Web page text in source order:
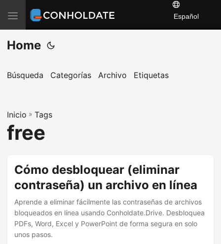
T
o
g
l
a
v
a
o
n
Español
Home
Búsqueda Categorías Archivo Etiquetas
Inicio » Tags
free
Cómo desbloquear (eliminar
contraseña) un archivo en línea
Aprende a eliminar fácilmente las contraseñas de archivos
bloqueados en línea usando Conholdate.Drive. Desbloquea
PDFs, Word, Excel y PowerPoint de forma segura en solo
unos pasos.